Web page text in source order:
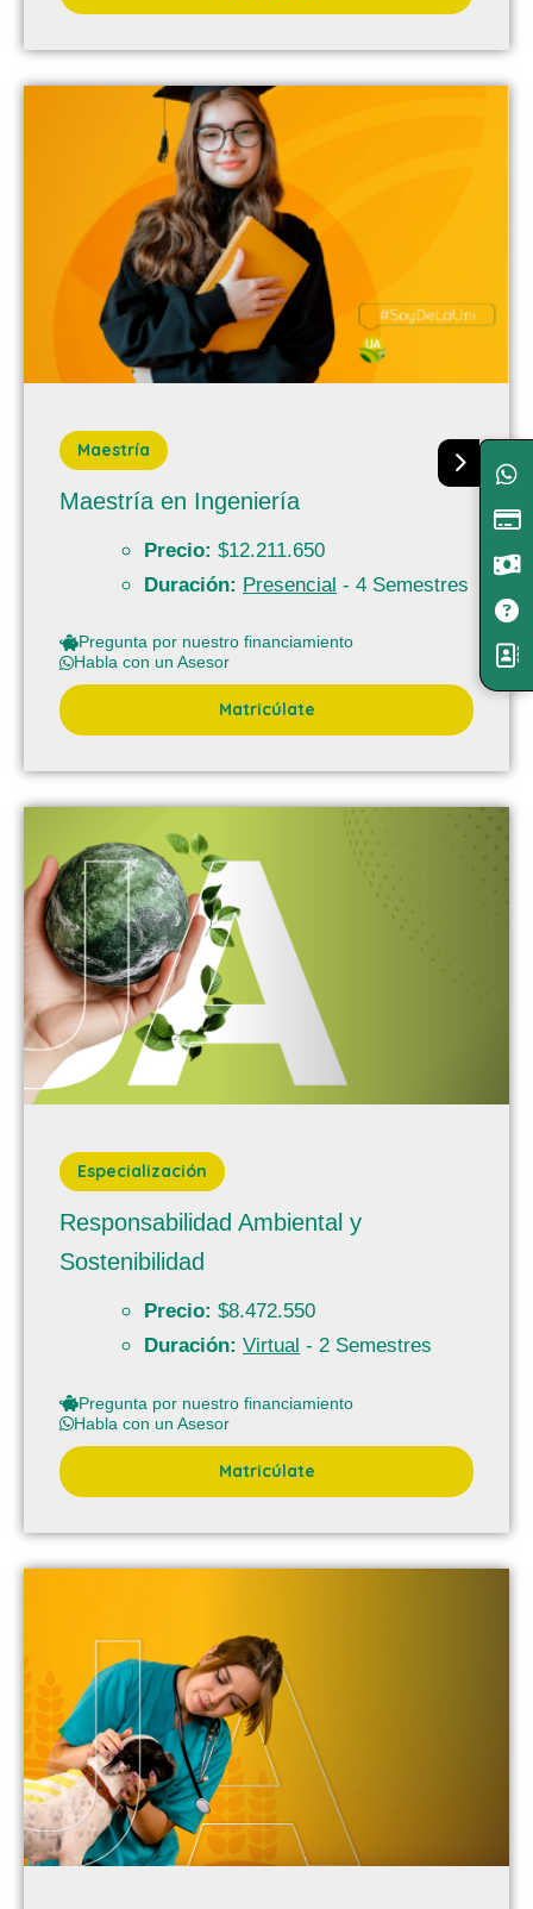
Maestría
Maestría en Ingeniería
Precio: $12.211.650
Duración: Presencial - 4 Semestres
Pregunta por nuestro financiamiento
Habla con un Asesor
Matricúlate
Especialización
Responsabilidad Ambiental y
Sostenibilidad
Precio: $8.472.550
Duración: Virtual - 2 Semestres
Pregunta por nuestro financiamiento
Habla con un Asesor
Matricúlate